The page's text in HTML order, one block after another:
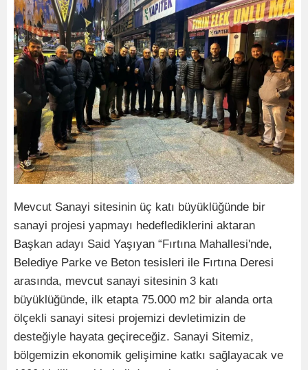
Mevcut Sanayi sitesinin üç katı büyüklüğünde bir
sanayi projesi yapmayı hedeflediklerini aktaran
Başkan adayı Said Yaşıyan “Fırtına Mahallesi'nde,
Belediye Parke ve Beton tesisleri ile Fırtına Deresi
arasında, mevcut sanayi sitesinin 3 katı
büyüklüğünde, ilk etapta 75.000 m2 bir alanda orta
ölçekli sanayi sitesi projemizi devletimizin de
desteğiyle hayata geçireceğiz. Sanayi Sitemiz,
bölgemizin ekonomik gelişimine katkı sağlayacak ve